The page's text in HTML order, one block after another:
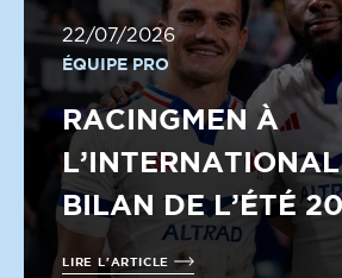
22/07/2026
ÉQUIPE PRO
RACINGMEN À
BILAN DE L’ÉTÉ
LIRE L'ARTICLE